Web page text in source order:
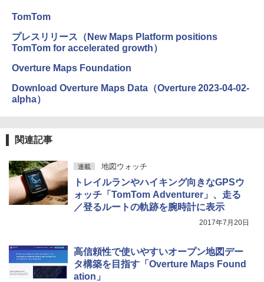
TomTom
プレスリリース（New Maps Platform positions
TomTom for accelerated growth）
Overture Maps Foundation
Download Overture Maps Data（Overture 2023-04-02-
alpha）
関連記事
連載 地図ウォッチ
トレイルランやハイキング向きなGPSウ
ォッチ「TomTom Adventurer」、走る
／登るルートの軌跡を腕時計に表示
2017年7月20日
高信頼性で使いやすいオープン地図デー
タ構築を目指す「Overture Maps Found
ation」